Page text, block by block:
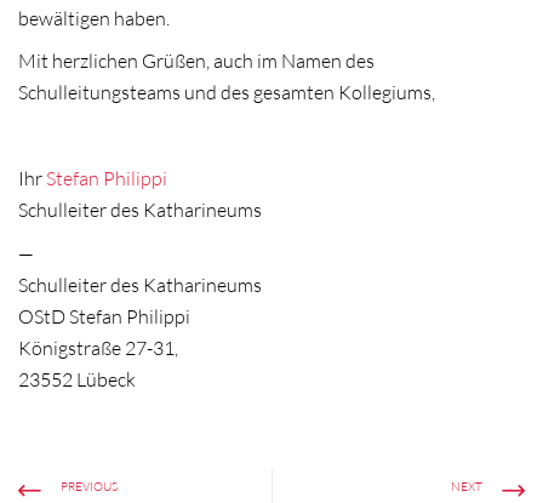
bewältigen haben.
Mit herzlichen Grüßen, auch im Namen des
Schulleitungsteams und des gesamten Kollegiums,
Ihr Stefan Philippi
Schulleiter des Katharineums
—
Schulleiter des Katharineums
OStD Stefan Philippi
Königstraße 27-31,
23552 Lübeck
PREVIOUS NEXT